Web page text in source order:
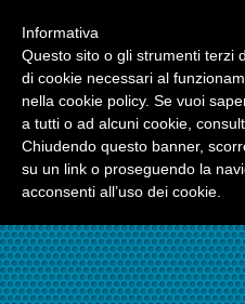
Informativa
Questo sito o gli strumenti terzi
di cookie necessari al
nella cookie policy. Se vuoi
a tutti o ad alcuni cookie,
Chiudendo questo banner,
su un link o proseguendo la
acconsenti all’uso dei cookie.